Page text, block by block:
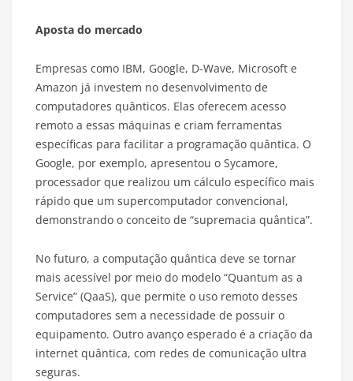
Aposta do mercado
Empresas como IBM, Google, D-Wave, Microsoft e
Amazon já investem no desenvolvimento de
computadores quânticos. Elas oferecem acesso
remoto a essas máquinas e criam ferramentas
específicas para facilitar a programação quântica. O
Google, por exemplo, apresentou o Sycamore,
processador que realizou um cálculo específico mais
rápido que um supercomputador convencional,
demonstrando o conceito de “supremacia quântica”.
No futuro, a computação quântica deve se tornar
mais acessível por meio do modelo “Quantum as a
Service” (QaaS), que permite o uso remoto desses
computadores sem a necessidade de possuir o
equipamento. Outro avanço esperado é a criação da
internet quântica, com redes de comunicação ultra
seguras.